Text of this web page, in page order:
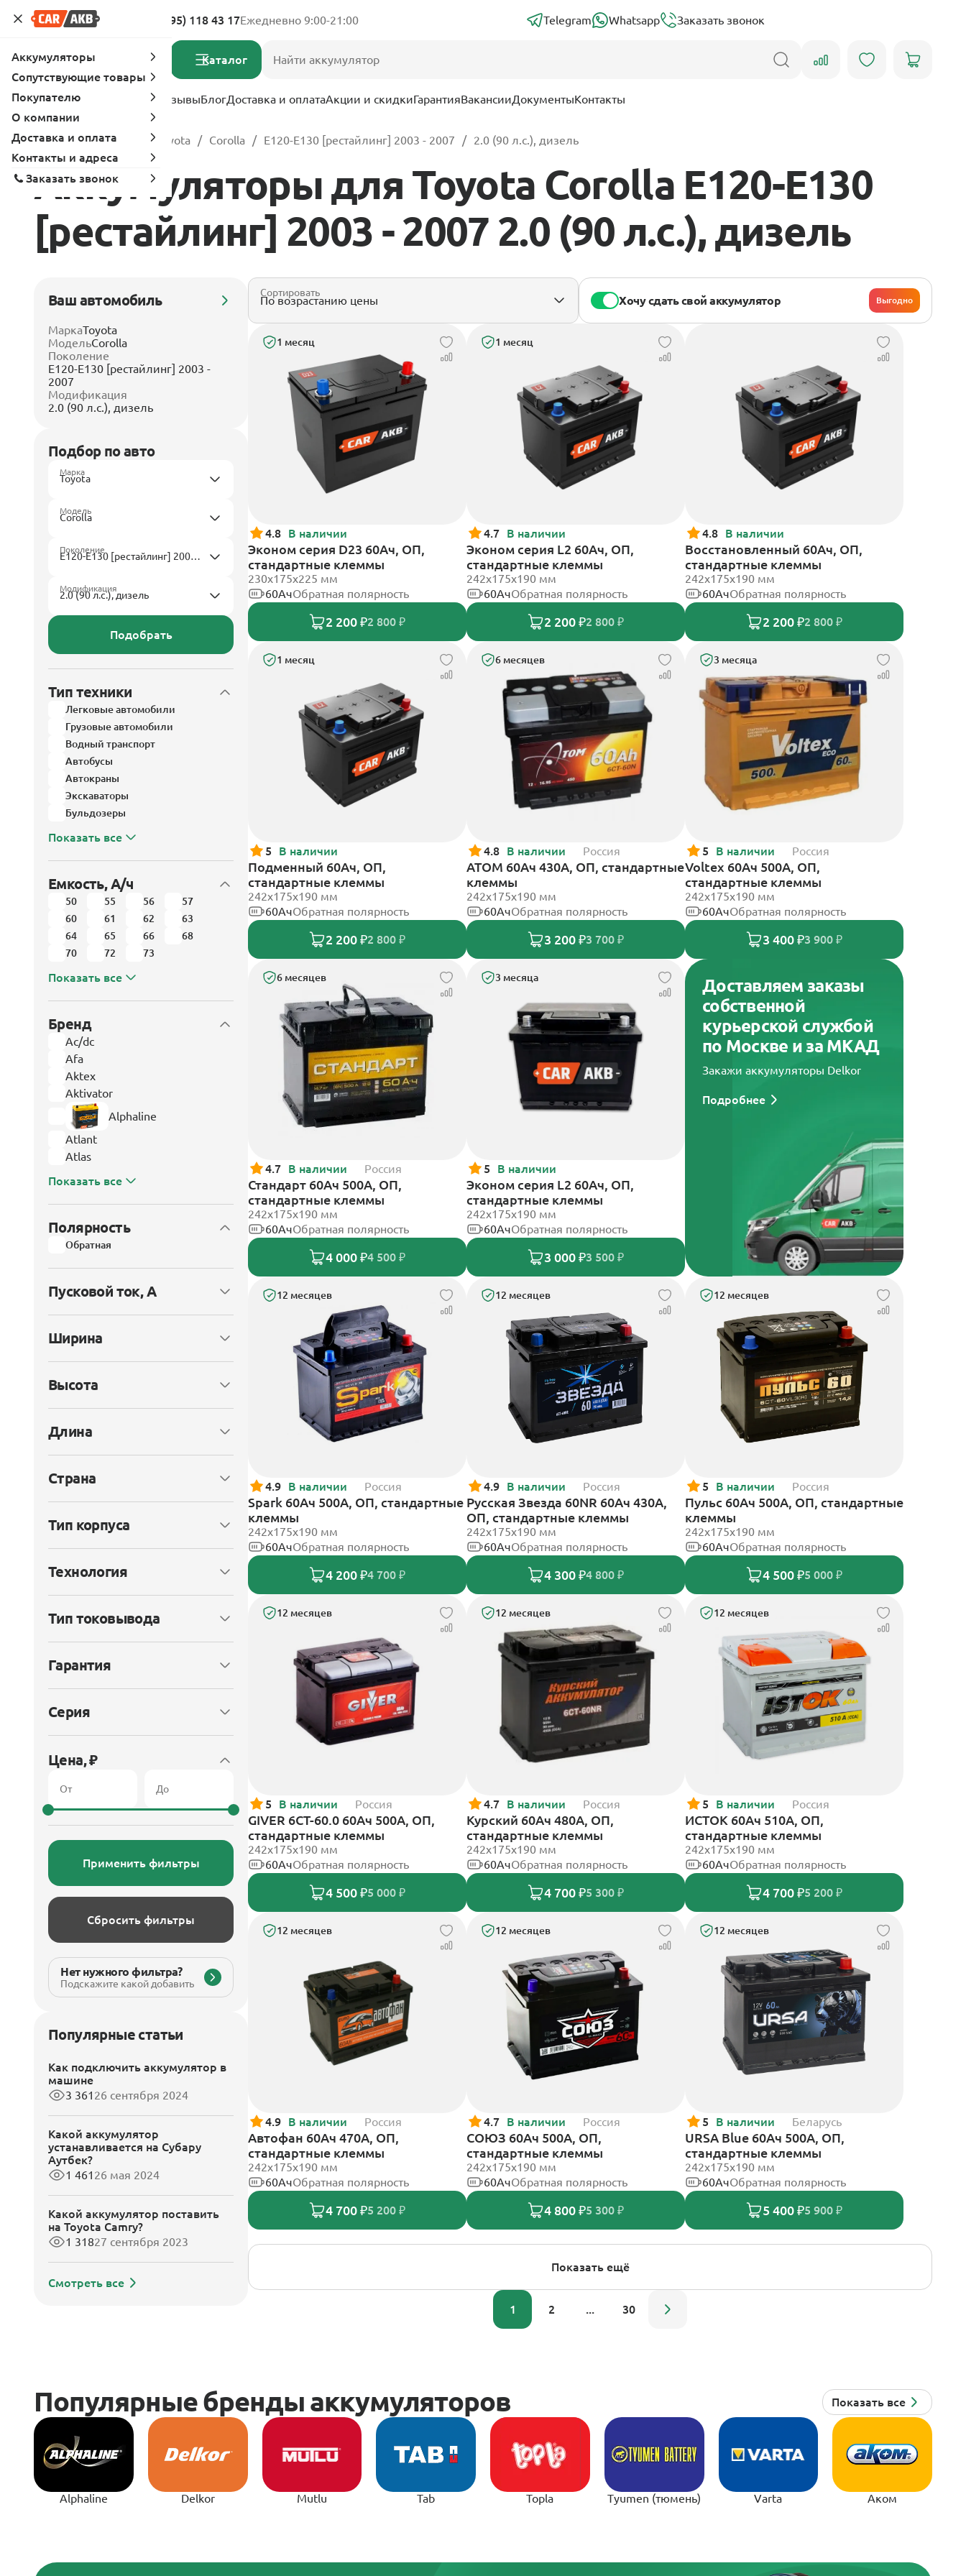
Адреса магазинов 8 (495) 118 43 17Ежедневно 9:00-21:00 Telegram Whatsapp Заказать звонок
Каталог
Услуги Вопрос-ответ ОтзывыБлогДоставка и оплатаАкции и скидкиГарантияВакансииДокументыКонтакты
Главная Каталог Toyota Corolla E120-E130 [рестайлинг] 2003 - 2007 2.0 (90 л.с.), дизель
Аккумуляторы для Toyota Corolla E120-E130
[рестайлинг] 2003 - 2007 2.0 (90 л.с.), дизель
Ваш автомобиль
МаркаToyota
МодельCorolla
Поколение
E120-E130 [рестайлинг] 2003 -
2007
Модификация
2.0 (90 л.с.), дизель
Подбор по авто
Марка
Модель
Поколение
Модификация
Подобрать
Тип техники
Легковые автомобили
Грузовые автомобили
Водный транспорт
Автобусы
Автокраны
Экскаваторы
Бульдозеры
Показать все
Емкость, А/ч
50 55 56
57
60
61 62
63
64
65 66
68
70
72 73
Показать все
Бренд
Ac/dc
Afa
Aktex
Aktivator
Alphaline
Atlant
Atlas
Показать все
Полярность
Обратная
Пусковой ток, А
Ширина
Высота
Длина
Страна
Тип корпуса
Технология
Тип токовывода
Гарантия
Серия
Цена, ₽
Применить фильтры
Сбросить фильтры
Нет нужного фильтра?
Подскажите какой добавить
Популярные статьи
Как подключить аккумулятор в
машине
3 361 26 сентября 2024
Какой аккумулятор
устанавливается на Субару
Аутбек?
1 461 26 мая 2024
Какой аккумулятор поставить
на Toyota Camry?
1 31827 сентября 2023
Смотреть все
Сортировать
Хочу сдать свой аккумулятор Выгодно
1 месяц
4.8 В наличии
Эконом серия D23 60Ач, ОП,
стандартные клеммы
230x175x225 мм
60АчОбратная полярность
2 200 ₽2 800 ₽
1 месяц
4.7 В наличии
Эконом серия L2 60Ач, ОП,
стандартные клеммы
242х175х190 мм
60АчОбратная полярность
2 200 ₽2 800 ₽
4.8 В наличии
Восстановленный 60Ач, ОП,
стандартные клеммы
242х175х190 мм
60АчОбратная полярность
2 200 ₽2 800 ₽
1 месяц
5 В наличии
Подменный 60Ач, ОП,
стандартные клеммы
242х175х190 мм
60АчОбратная полярность
2 200 ₽2 800 ₽
6 месяцев
4.8 В наличии Россия
АТОМ 60Ач 430А, ОП, стандартные
клеммы
242х175х190 мм
60АчОбратная полярность
3 200 ₽3 700 ₽
3 месяца
5 В наличии Россия
Voltex 60Ач 500А, ОП,
стандартные клеммы
242х175х190 мм
60АчОбратная полярность
3 400 ₽3 900 ₽
6 месяцев
4.7 В наличии Россия
Стандарт 60Ач 500А, ОП,
стандартные клеммы
242x175x190 мм
60АчОбратная полярность
4 000 ₽4 500 ₽
3 месяца
5 В наличии
Эконом серия L2 60Ач, ОП,
стандартные клеммы
242х175х190 мм
60АчОбратная полярность
3 000 ₽3 500 ₽
Доставляем заказы
собственной
курьерской службой
по Москве и за МКАД
Закажи аккумуляторы Delkor
Подробнее
12 месяцев
4.9 В наличии Россия
Spark 60Ач 500А, ОП, стандартные
клеммы
242х175х190 мм
60АчОбратная полярность
4 200 ₽4 700 ₽
12 месяцев
4.9 В наличии Россия
Русская Звезда 60NR 60Ач 430А,
ОП, стандартные клеммы
242x175x190 мм
60АчОбратная полярность
4 300 ₽4 800 ₽
12 месяцев
5 В наличии Россия
Пульс 60Ач 500А, ОП, стандартные
клеммы
242x175x190 мм
60АчОбратная полярность
4 500 ₽5 000 ₽
12 месяцев
5 В наличии Россия
GIVER 6СТ-60.0 60Ач 500А, ОП,
стандартные клеммы
242х175х190 мм
60АчОбратная полярность
4 500 ₽5 000 ₽
12 месяцев
4.7 В наличии Россия
Курский 60Ач 480А, ОП,
стандартные клеммы
242x175x190 мм
60АчОбратная полярность
4 700 ₽5 300 ₽
12 месяцев
5 В наличии Россия
ИСТОК 60Ач 510А, ОП,
стандартные клеммы
242x175x190 мм
60АчОбратная полярность
4 700 ₽5 200 ₽
12 месяцев
4.9 В наличии Россия
Автофан 60Ач 470А, ОП,
стандартные клеммы
242х175х190 мм
60АчОбратная полярность
4 700 ₽5 200 ₽
12 месяцев
4.7 В наличии Россия
СОЮЗ 60Ач 500А, ОП,
стандартные клеммы
242x175x190 мм
60АчОбратная полярность
4 800 ₽5 300 ₽
12 месяцев
5 В наличии Беларусь
URSA Blue 60Ач 500А, ОП,
стандартные клеммы
242х175х190 мм
60АчОбратная полярность
5 400 ₽5 900 ₽
Показать ещё
1 2 ... 30
Alphaline Delkor Mutlu Tab Topla Tyumen (тюмень) Varta Аком
Аккумуляторы
Сопутствующие товары
Покупателю
О компании
Доставка и оплата
Контакты и адреса
Заказать звонок